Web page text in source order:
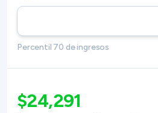
Percentil 70 de ingresos
$24,291